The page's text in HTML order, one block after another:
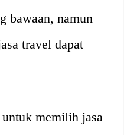
bawaan, namun
travel dapat
memilih jasa